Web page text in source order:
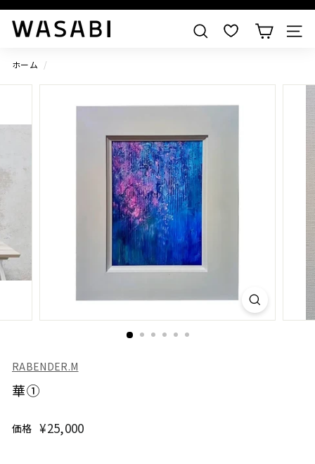
すべての作品を見る
W
S
A
I
検索
ホーム /
RABENDER.M
華①
価格
通
¥25,000